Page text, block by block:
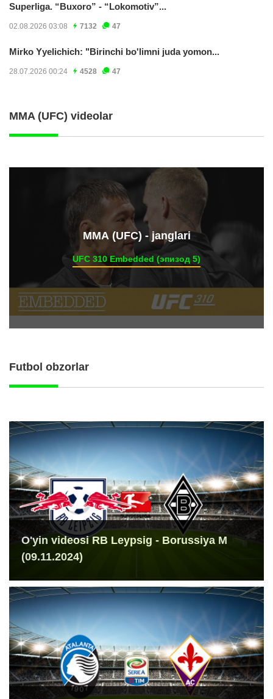
Superliga. “Buxoro” - “Lokomotiv”...
02.08.2026 03:08 7132 47
Mirko Yyelichich: "Birinchi bo'limni juda yomon...
28.07.2026 00:24 4528 47
MMA (UFC) videolar
ММА (UFC) - janglari
UFC 310 Embedded (эпизод 5)
Futbol obzorlar
O'yin videosi RB Leypsig - Borussiya M
(09.11.2024)